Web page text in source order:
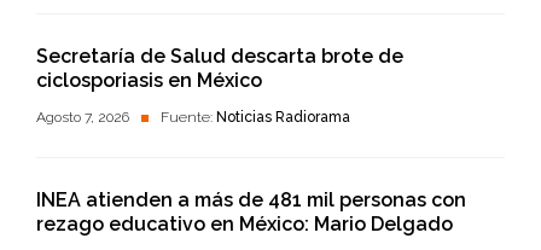
Secretaría de Salud descarta brote de
ciclosporiasis en México
Agosto 7, 2026 Fuente: Noticias Radiorama
INEA atienden a más de 481 mil personas con
rezago educativo en México: Mario Delgado